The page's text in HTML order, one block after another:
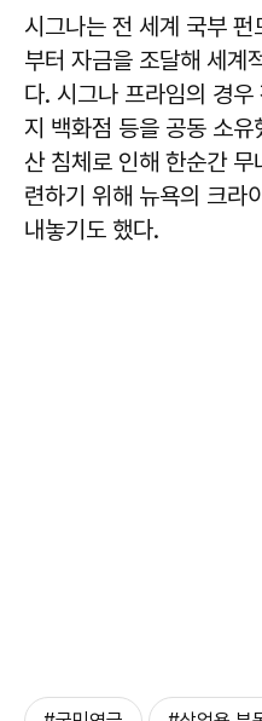
시그나는 전 세계 국부
부터 자금을 조달해 세계
다. 시그나 프라임의 경
지 백화점 등을 공동 소
산 침체로 인해 한순간
련하기 위해 뉴욕의 크라
내놓기도 했다.